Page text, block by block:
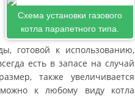
Схема установки газового
котла парапетного типа.
готовой к использованию,
есть в запасе на случай
также увеличивается
можно к любому виду котла